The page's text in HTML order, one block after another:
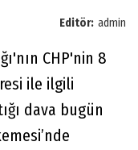
Editör: admin
CHP'nin 8
ile ilgili
dava bugün